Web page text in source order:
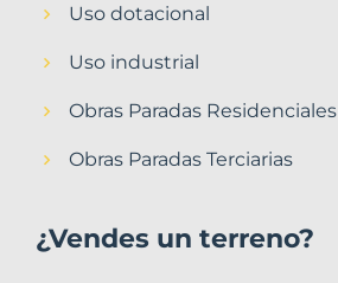
Uso dotacional
Uso industrial
Obras Paradas Residenciales
Obras Paradas Terciarias
¿Vendes un terreno?